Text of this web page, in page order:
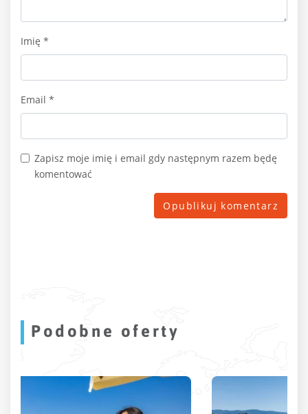
Imię *
Email *
Zapisz moje imię i email gdy następnym razem będę
komentować
Podobne oferty